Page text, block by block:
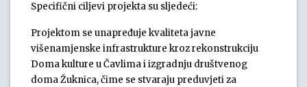
Specifični ciljevi projekta su sljedeći:
Projektom se unapređuje kvaliteta javne
višenamjenske infrastrukture kroz rekonstrukciju
Doma kulture u Čavlima i izgradnju društvenog
doma Žuknica, čime se stvaraju preduvjeti za